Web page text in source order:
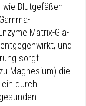
Blutgefäßen
Matrix-Gla-
und
sorgt.
Magnesium) die
durch